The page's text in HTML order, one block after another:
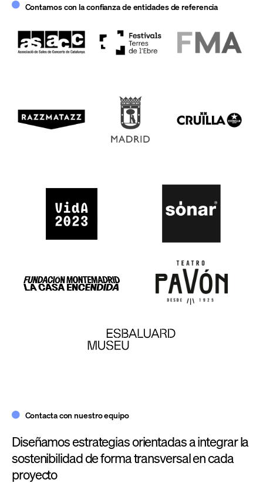
Contamos con la confianza de entidades de referencia
Contacta con nuestro equipo
Diseñamos estrategias orientadas a integrar la
sostenibilidad de forma transversal en cada
proyecto